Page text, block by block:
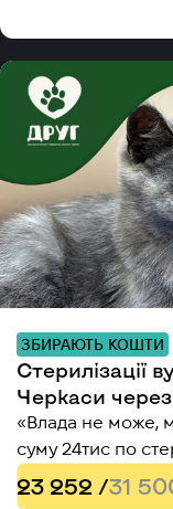
ЗБИРАЮТЬ КОШТИ
Стерилізації
Черкаси
«Влада не може,
суму 24тис по
23 252 /31